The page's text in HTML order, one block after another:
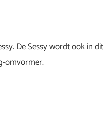
De Sessy wordt ook in dit
omvormer.